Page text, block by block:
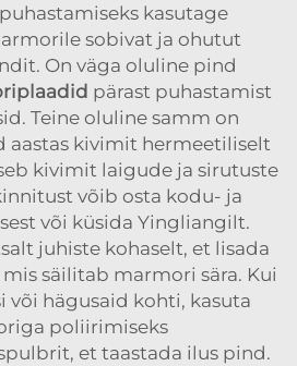
kasutage
sobivat ja ohutut
On väga oluline pind
pärast puhastamist
Teine oluline samm on
aastas kivimit hermeetiliselt
kivimit laigude ja sirutuste
võib osta kodu- ja
või küsida Yingliangilt.
juhiste kohaselt, et lisada
säilitab marmori sära. Kui
või hägusaid kohti, kasuta
poliirimiseks
et taastada ilus pind.